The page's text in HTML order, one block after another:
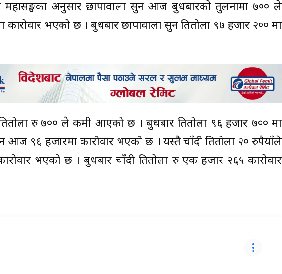
महासङ्घका अनुसार छापावाला सुन आज बुधबारको तुलनामा ७०० ले
भएको छ । बुधबार छापावाला सुन प्रतितोला ९७ हजार २०० मा
रु ७०० ले कमी आएको छ । बुधबार प्रतितोला ९६ हजार ७०० मा
आज ९६ हजारमा कारोवार भएको छ । यस्तै चाँदी प्रतितोला २० रुपैयाँले
भएको छ । बुधबार चाँदी प्रतितोला रु एक हजार २६५ कारोवार